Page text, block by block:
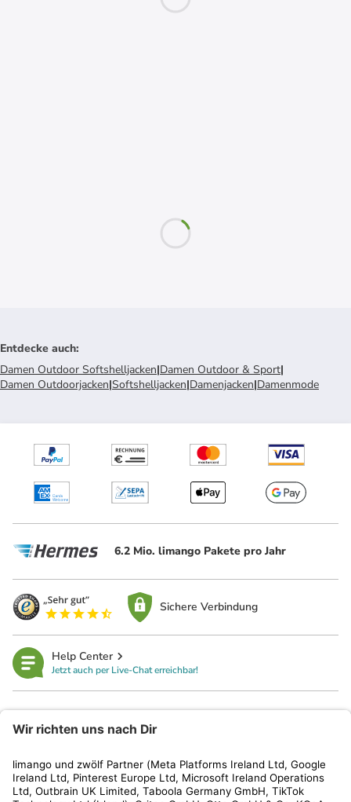
Entdecke auch:
Damen Outdoor Softshelljacken|Damen Outdoor & Sport|
Damen Outdoorjacken|Softshelljacken|Damenjacken|Damenmode
6.2 Mio. limango Pakete pro Jahr
Sichere Verbindung
Help Center
Jetzt auch per Live-Chat erreichbar!
Kundenservice